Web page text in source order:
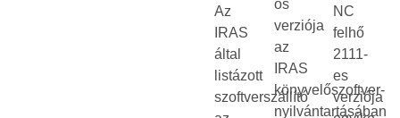
Az
IRAS
által
listázott
szoftverszállító
ös
verziója
az
IRAS
könyvelőszoftver-
nyilvántartásában
NC
felhő
2111-
es
verziója